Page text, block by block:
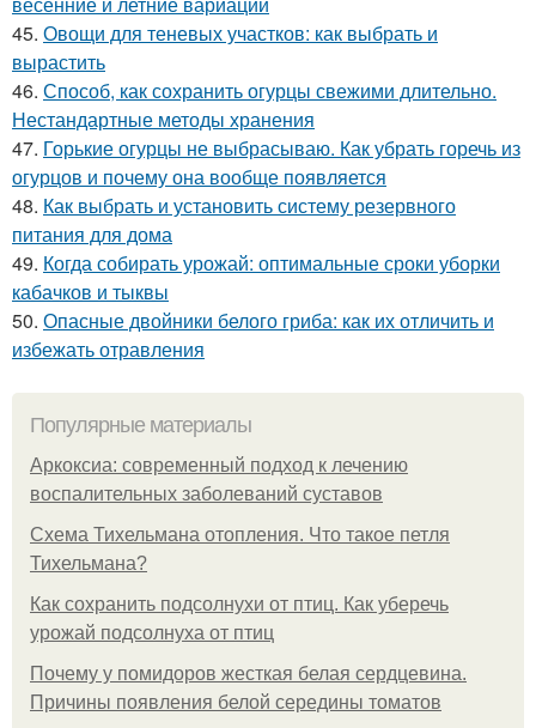
45. Овощи для теневых участков: как выбрать и
вырастить
46. Способ, как сохранить огурцы свежими длительно.
Нестандартные методы хранения
47. Горькие огурцы не выбрасываю. Как убрать горечь из
огурцов и почему она вообще появляется
48. Как выбрать и установить систему резервного
питания для дома
49. Когда собирать урожай: оптимальные сроки уборки
кабачков и тыквы
50. Опасные двойники белого гриба: как их отличить и
избежать отравления
Популярные материалы
Аркоксиа: современный подход к лечению
воспалительных заболеваний суставов
Схема Тихельмана отопления. Что такое петля
Тихельмана?
Как сохранить подсолнухи от птиц. Как уберечь
урожай подсолнуха от птиц
Почему у помидоров жесткая белая сердцевина.
Причины появления белой середины томатов